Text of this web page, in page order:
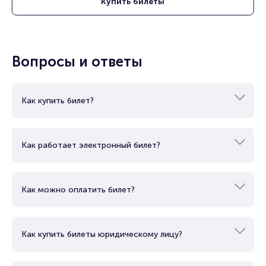
Вопросы и ответы
Как купить билет?
Как работает электронный билет?
Как можно оплатить билет?
Как купить билеты юридическому лицу?